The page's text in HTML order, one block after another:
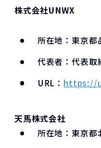
株式会社UNWX
所在地：東京都
代表者：代表取
URL： https://
天馬株式会社
所在地：東京